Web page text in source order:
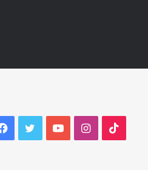
Facebook
TwitterYouTubeInstagram
TikTok